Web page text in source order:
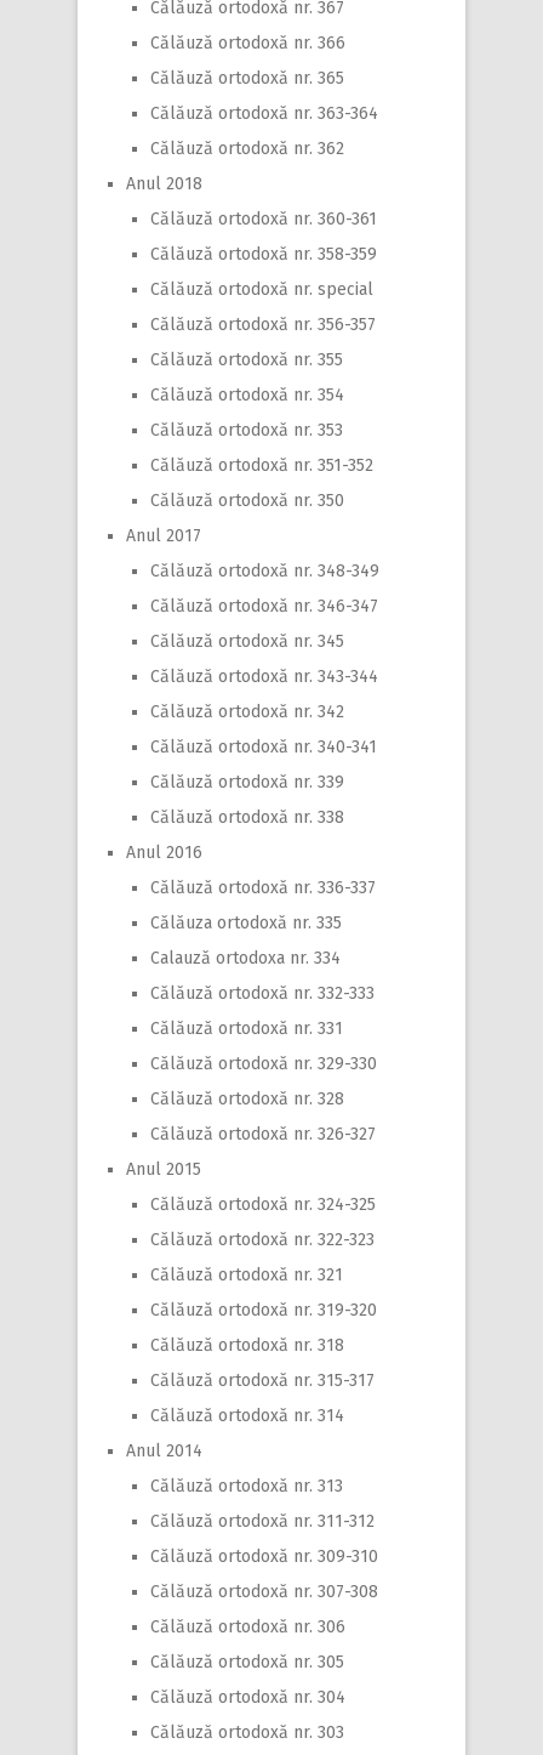
Călăuză ortodoxă nr. 367
Călăuză ortodoxă nr. 366
Călăuză ortodoxă nr. 365
Călăuză ortodoxă nr. 363-364
Călăuză ortodoxă nr. 362
Anul 2018
Călăuză ortodoxă nr. 360-361
Călăuză ortodoxă nr. 358-359
Călăuză ortodoxă nr. special
Călăuză ortodoxă nr. 356-357
Călăuză ortodoxă nr. 355
Călăuză ortodoxă nr. 354
Călăuză ortodoxă nr. 353
Călăuză ortodoxă nr. 351-352
Călăuză ortodoxă nr. 350
Anul 2017
Călăuză ortodoxă nr. 348-349
Călăuză ortodoxă nr. 346-347
Călăuză ortodoxă nr. 345
Călăuză ortodoxă nr. 343-344
Călăuză ortodoxă nr. 342
Călăuză ortodoxă nr. 340-341
Călăuză ortodoxă nr. 339
Călăuză ortodoxă nr. 338
Anul 2016
Călăuză ortodoxă nr. 336-337
Călăuza ortodoxă nr. 335
Calauză ortodoxa nr. 334
Călăuză ortodoxă nr. 332-333
Călăuză ortodoxă nr. 331
Călăuză ortodoxă nr. 329-330
Călăuză ortodoxă nr. 328
Călăuză ortodoxă nr. 326-327
Anul 2015
Călăuză ortodoxă nr. 324-325
Călăuză ortodoxă nr. 322-323
Călăuză ortodoxă nr. 321
Călăuză ortodoxă nr. 319-320
Călăuză ortodoxă nr. 318
Călăuză ortodoxă nr. 315-317
Călăuză ortodoxă nr. 314
Anul 2014
Călăuză ortodoxă nr. 313
Călăuză ortodoxă nr. 311-312
Călăuză ortodoxă nr. 309-310
Călăuză ortodoxă nr. 307-308
Călăuză ortodoxă nr. 306
Călăuză ortodoxă nr. 305
Călăuză ortodoxă nr. 304
Călăuză ortodoxă nr. 303